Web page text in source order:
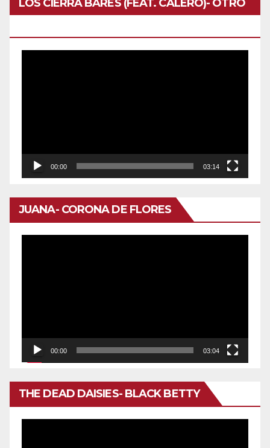
LOS CIERRA BARES (FEAT. CALERO)- OTRO
00:00 03:14
JUANA- CORONA DE FLORES
00:00 03:04
THE DEAD DAISIES- BLACK BETTY